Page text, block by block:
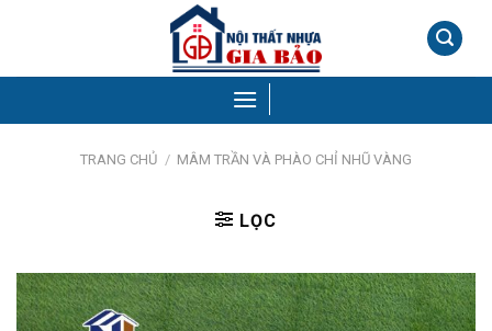
TRANG CHỦ / MÂM TRẦN VÀ PHÀO CHỈ NHŨ VÀNG
LỌC